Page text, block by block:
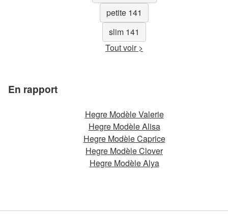
petite 141
slim 141
Tout voir >
En rapport
Hegre Modèle Valerie
Hegre Modèle Alisa
Hegre Modèle Caprice
Hegre Modèle Clover
Hegre Modèle Alya